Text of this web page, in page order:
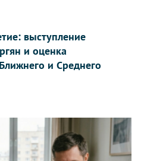
выступление
и оценка
и Среднего